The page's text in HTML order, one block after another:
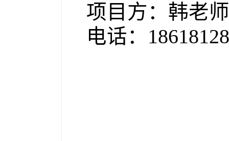
项目方：韩老师
电话：